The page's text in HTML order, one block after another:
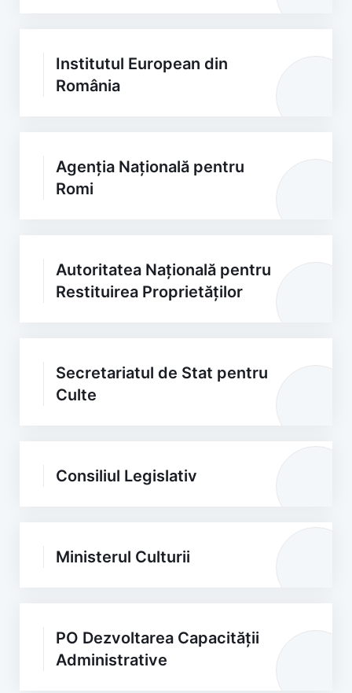
Institutul European din
România
Agenția Națională pentru
Romi
Autoritatea Națională pentru
Restituirea Proprietăților
Secretariatul de Stat pentru
Culte
Consiliul Legislativ
Ministerul Culturii
PO Dezvoltarea Capacității
Administrative